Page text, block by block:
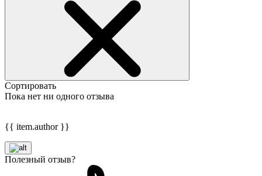
Сортировать
Пока нет ни одного отзыва
{{ item.author }}
Полезный отзыв?